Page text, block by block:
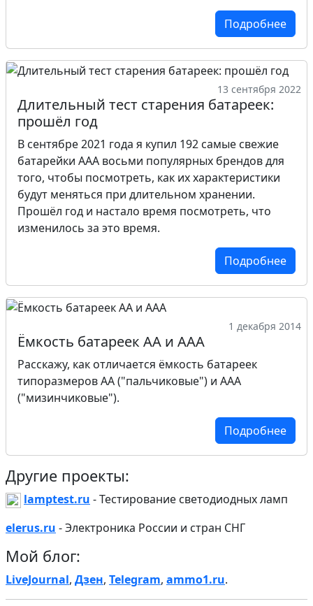
Подробнее
13 сентября 2022
Длительный тест старения батареек:
прошёл год
В сентябре 2021 года я купил 192 самые свежие
батарейки AAA восьми популярных брендов для
того, чтобы посмотреть, как их характеристики
будут меняться при длительном хранении.
Прошёл год и настало время посмотреть, что
изменилось за это время.
Подробнее
1 декабря 2014
Ёмкость батареек АА и ААА
Расскажу, как отличается ёмкость батареек
типоразмеров АА ("пальчиковые") и ААА
("мизинчиковые").
Подробнее
Другие проекты:
lamptest.ru - Тестирование светодиодных ламп
elerus.ru - Электроника России и стран СНГ
Мой блог:
LiveJournal, Дзен, Telegram, ammo1.ru.